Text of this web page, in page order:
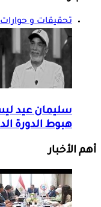
تحقيقات و حوارات
سليمان عيد
هبوط الدورة
أهم الأخبار